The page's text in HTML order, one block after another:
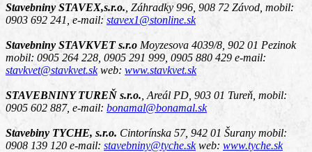
Stavebniny STAVEX,s.r.o. Záhradky 996, 908 72 Závod , mobil:
0903 692 241, e-mail: stavex1@stonline.sk
Stavebniny STAVKVET s.r.o Moyzesova 4039/8, 902 01 Pezinok
mobil: 0905 264 228, 0905 291 999, 0905 880 429 e-mail:
stavkvet@stavkvet.skweb: www.stavkvet.sk
STAVEBNINY TUREŇ s.r.o. Areál PD, 903 01 Tureň , mobil:
0905 602 887, e-mail: bonamal@bonamal.sk
Stavebiny TYCHE, s.r.o. Cintorínska 57, 942 01 Šurany mobil:
0908 139 120 e-mail: stavebniny@tyche.skweb: www.tyche.sk